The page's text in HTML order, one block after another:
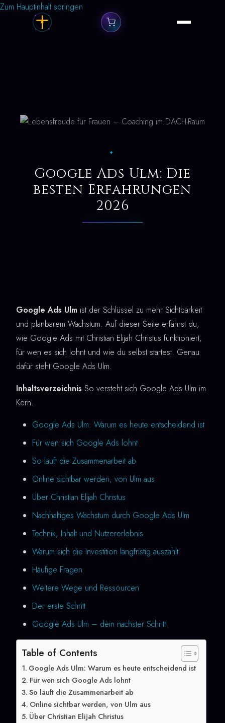
Zum Hauptinhalt springen
✦
Google Ads Ulm: Die
besten Erfahrungen
2026
Google Ads Ulm ist der Schlüssel zu mehr Sichtbarkeit
und planbarem Wachstum. Auf dieser Seite erfährst du,
wie Google Ads mit Christian Elijah Christus funktioniert,
für wen es sich lohnt und wie du selbst startest. Genau
dafür steht Google Ads Ulm.
Inhaltsverzeichnis So versteht sich Google Ads Ulm im
Kern.
Google Ads Ulm: Warum es heute entscheidend ist
Für wen sich Google Ads lohnt
So läuft die Zusammenarbeit ab
Online sichtbar werden, von Ulm aus
Über Christian Elijah Christus
Nachhaltiges Wachstum durch Google Ads Ulm
Technik, Inhalt und Nutzererlebnis
Warum sich die Investition langfristig auszahlt
Häufige Fragen
Weitere Wege und Ressourcen
Der erste Schritt
Google Ads Ulm – dein nächster Schritt
Table of Contents
Google Ads Ulm: Warum es heute entscheidend ist
Für wen sich Google Ads lohnt
So läuft die Zusammenarbeit ab
Online sichtbar werden, von Ulm aus
Über Christian Elijah Christus